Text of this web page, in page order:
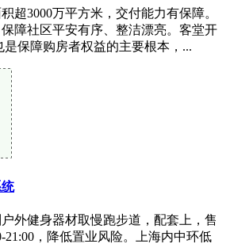
超3000万平方米，交付能力有保障。
障社区平安有序、整洁漂亮。客堂开
是保障购房者权益的主要根本，...
外健身器材取慢跑步道，配套上，售
21:00，降低置业风险。上海内中环低